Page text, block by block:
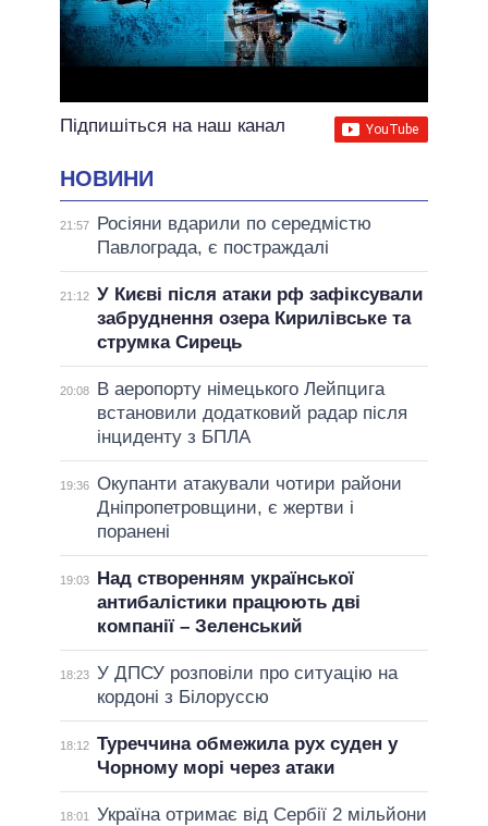
Підпишіться на наш канал
НОВИНИ
21:57
Росіяни вдарили по середмістю
Павлограда, є постраждалі
21:12 У Києві після атаки рф зафіксували
забруднення озера Кирилівське та
струмка Сирець
20:08
В аеропорту німецького Лейпцига
встановили додатковий радар після
інциденту з БПЛА
19:36 Окупанти атакували чотири райони
Дніпропетровщини, є жертви і
поранені
19:03
Над створенням української
антибалістики працюють дві
компанії – Зеленський
18:23 У ДПСУ розповіли про ситуацію на
кордоні з Білоруссю
18:12 Туреччина обмежила рух суден у
Чорному морі через атаки
18:01
Україна отримає від Сербії 2 мільйони